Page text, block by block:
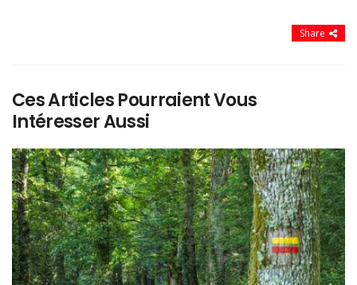
Share
Ces Articles Pourraient Vous
Intéresser Aussi